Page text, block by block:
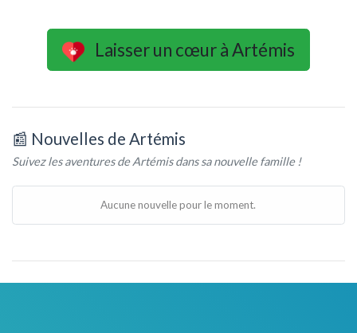
Laisser un cœur à Artémis
📰 Nouvelles de Artémis
Suivez les aventures de Artémis dans sa nouvelle famille !
Aucune nouvelle pour le moment.